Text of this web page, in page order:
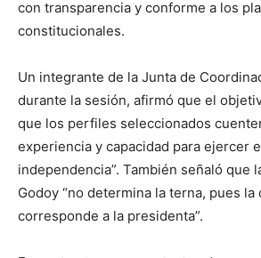
con transparencia y conforme a los
constitucionales.
Un integrante de la Junta de
durante la sesión, afirmó que el
que los perfiles seleccionados
experiencia y capacidad para ejercer
independencia”. También señaló que
Godoy “no determina la terna, pues
corresponde a la presidenta”.